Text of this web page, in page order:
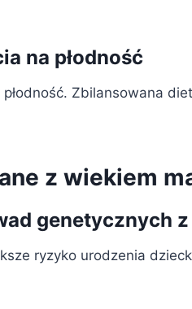
na płodność
płodność. Zbilansowana
z wiekiem
genetycznych
ryzyko urodzenia